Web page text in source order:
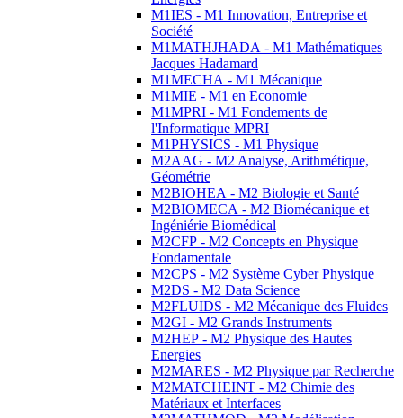
M1IES - M1 Innovation, Entreprise et
Société
M1MATHJHADA - M1 Mathématiques
Jacques Hadamard
M1MECHA - M1 Mécanique
M1MIE - M1 en Economie
M1MPRI - M1 Fondements de
l'Informatique MPRI
M1PHYSICS - M1 Physique
M2AAG - M2 Analyse, Arithmétique,
Géométrie
M2BIOHEA - M2 Biologie et Santé
M2BIOMECA - M2 Biomécanique et
Ingéniérie Biomédical
M2CFP - M2 Concepts en Physique
Fondamentale
M2CPS - M2 Système Cyber Physique
M2DS - M2 Data Science
M2FLUIDS - M2 Mécanique des Fluides
M2GI - M2 Grands Instruments
M2HEP - M2 Physique des Hautes
Energies
M2MARES - M2 Physique par Recherche
M2MATCHEINT - M2 Chimie des
Matériaux et Interfaces